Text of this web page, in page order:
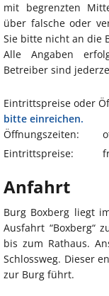
mit begrenzten
über falsche oder
Sie bitte nicht an die
Alle Angaben
Betreiber sind
Eintrittspreise oder
bitte einreichen.
Öffnungszeiten:
Eintrittspreise:
Anfahrt
Burg Boxberg liegt
Ausfahrt “Boxberg“
bis zum Rathaus.
Schlossweg. Dieser
zur Burg führt.